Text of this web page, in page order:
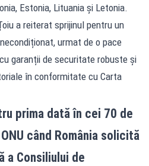
Estonia, Lituania și Letonia.
a reiterat sprijinul pentru un
urmat de o pace
garanții de securitate robuste și
în conformitate cu Carta
prima dată în cei 70 de
când România solicită
a Consiliului de